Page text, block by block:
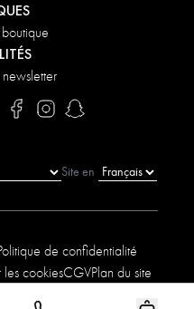
de confidentialité
les cookiesCGVPlan du site
Site en